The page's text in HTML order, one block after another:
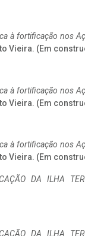
à fortificação nos
Vieira. (Em
à fortificação nos
Vieira. (Em
à fortificação nos
Vieira. (Em
DA ILHA
DA ILHA